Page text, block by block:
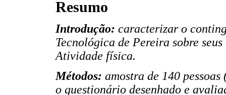
Resumo
Introdução: caracterizar o
Tecnológica de Pereira sobre
Atividade física.
Métodos: amostra de 140
o questionário desenhado e